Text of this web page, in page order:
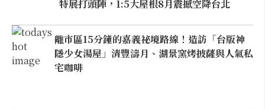
特展打頭陣，1:5大屋根8月震撼空降台北
離市區15分鐘的嘉義祕境路線！造訪「台版神
隱少女湯屋」清豐濤月、湖景窯烤披薩與人氣私
宅咖啡